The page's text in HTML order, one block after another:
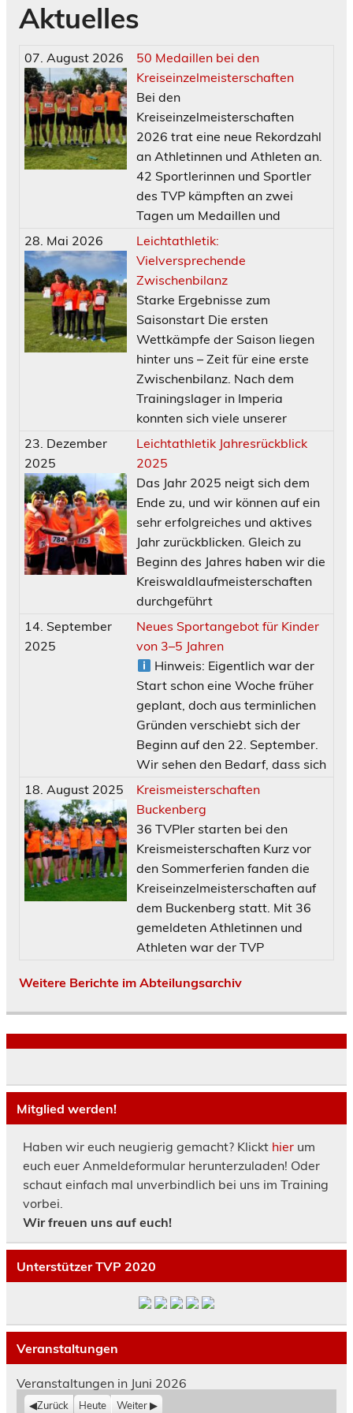
Aktuelles
07. August 2026
50 Medaillen bei den
Kreiseinzelmeisterschaften
Bei den
Kreiseinzelmeisterschaften
2026 trat eine neue Rekordzahl
an Athletinnen und Athleten an.
42 Sportlerinnen und Sportler
des TVP kämpften an zwei
Tagen um Medaillen und
28. Mai 2026
Leichtathletik:
Vielversprechende
Zwischenbilanz
Starke Ergebnisse zum
Saisonstart Die ersten
Wettkämpfe der Saison liegen
hinter uns – Zeit für eine erste
Zwischenbilanz. Nach dem
Trainingslager in Imperia
konnten sich viele unserer
23. Dezember
2025
Leichtathletik Jahresrückblick
2025
Das Jahr 2025 neigt sich dem
Ende zu, und wir können auf ein
sehr erfolgreiches und aktives
Jahr zurückblicken. Gleich zu
Beginn des Jahres haben wir die
Kreiswaldlaufmeisterschaften
durchgeführt
14. September
2025
Neues Sportangebot für Kinder
von 3–5 Jahren
Hinweis: Eigentlich war der
Start schon eine Woche früher
geplant, doch aus terminlichen
Gründen verschiebt sich der
Beginn auf den 22. September.
Wir sehen den Bedarf, dass sich
18. August 2025
Kreismeisterschaften
Buckenberg
36 TVPler starten bei den
Kreismeisterschaften Kurz vor
den Sommerferien fanden die
Kreiseinzelmeisterschaften auf
dem Buckenberg statt. Mit 36
gemeldeten Athletinnen und
Athleten war der TVP
Weitere Berichte im Abteilungsarchiv
Mitglied werden!
Haben wir euch neugierig gemacht? Klickt hierum
euch euer Anmeldeformular herunterzuladen! Oder
schaut einfach mal unverbindlich bei uns im Training
vorbei.
Wir freuen uns auf euch!
Unterstützer TVP 2020
Veranstaltungen
Veranstaltungen in Juni 2026
Zurück Heute Weiter